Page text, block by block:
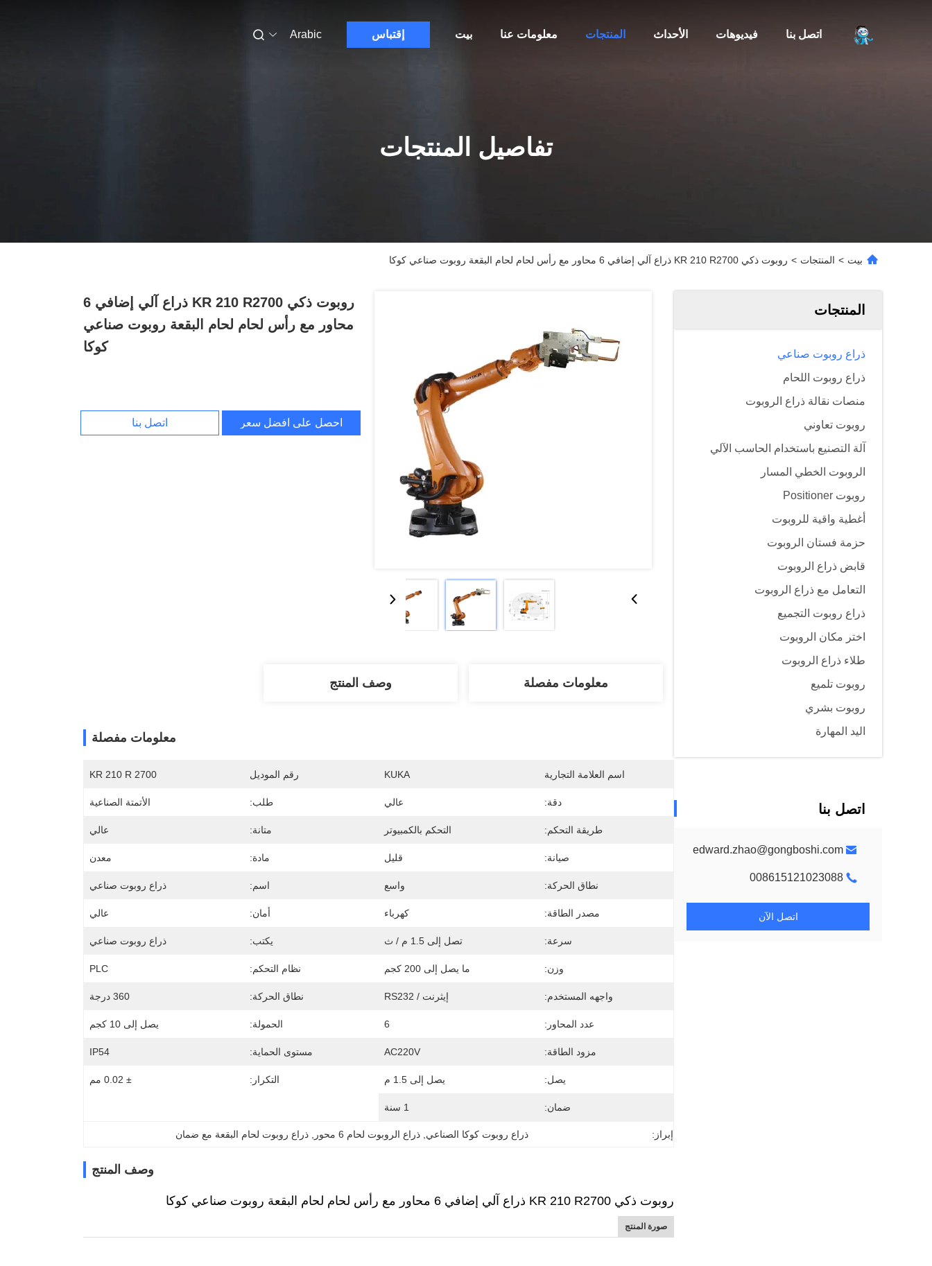
بيت معلومات عنا المنتجات الأحداث فيديوهات اتصل بنا إقتباس Arabic
تفاصيل المنتجات
بيت > المنتجات > روبوت ذكي KR 210 R2700 ذراع آلي إضافي 6 محاور مع رأس لحام لحام البقعة روبوت صناعي كوكا
المنتجات
ذراع روبوت صناعي
ذراع روبوت اللحام
منصات نقالة ذراع الروبوت
روبوت تعاوني
آلة التصنيع باستخدام الحاسب الآلي
الروبوت الخطي المسار
روبوت Positioner
أغطية واقية للروبوت
حزمة فستان الروبوت
قابض ذراع الروبوت
التعامل مع ذراع الروبوت
ذراع روبوت التجميع
اختر مكان الروبوت
طلاء ذراع الروبوت
روبوت تلميع
روبوت بشري
اليد المهارة
اتصل بنا
edward.zhao@gongboshi.com
008615121023088
اتصل الآن
روبوت ذكي KR 210 R2700 ذراع آلي إضافي 6
محاور مع رأس لحام لحام البقعة روبوت صناعي
كوكا
احصل على افضل سعر اتصل بنا
معلومات مفصلة وصف المنتج
معلومات مفصلة
اسم العلامة التجارية KUKA رقم الموديل KR 210 R 2700
دقة: عالي طلب: الأتمتة الصناعية
طريقة التحكم: التحكم بالكمبيوتر متانة: عالي
صيانة: قليل مادة: معدن
نطاق الحركة: واسع اسم: ذراع روبوت صناعي
مصدر الطاقة: كهرباء أمان: عالي
سرعة: تصل إلى 1.5 م / ث يكتب: ذراع روبوت صناعي
وزن: ما يصل إلى 200 كجم نظام التحكم: PLC
واجهه المستخدم: إيثرنت / RS232 نطاق الحركة: 360 درجة
عدد المحاور: 6 الحمولة: يصل إلى 10 كجم
مزود الطاقة: AC220V مستوى الحماية: IP54
يصل: يصل إلى 1.5 م التكرار: ± 0.02 مم
ضمان: 1 سنة
إبراز: ذراع روبوت كوكا الصناعي , ذراع الروبوت لحام 6 محور , ذراع روبوت لحام البقعة مع ضمان
وصف المنتج
روبوت ذكي KR 210 R2700 ذراع آلي إضافي 6 محاور مع رأس لحام لحام البقعة روبوت صناعي كوكا
صورة المنتج